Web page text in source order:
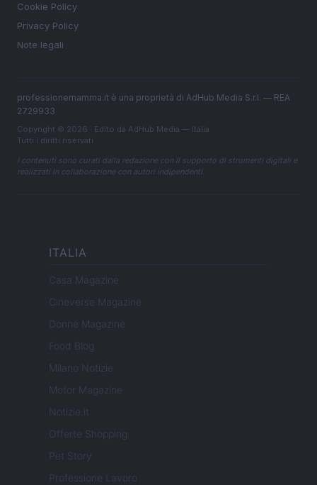
Cookie Policy
Privacy Policy
Note legali
professionemamma.it è una proprietà di AdHub Media S.r.l. — REA
2729933
Copyright © 2026 · Edito da AdHub Media — Italia
Tutti i diritti riservati
I contenuti sono curati dalla redazione con il supporto di strumenti digitali e
realizzati in collaborazione con autori indipendenti.
ITALIA
Casa Magazine
Cineverse Magazine
Donne Magazine
Food Blog
Milano Notizie
Motor Magazine
Notizie.it
Offerte Shopping
Pet Story
Professione Lavoro